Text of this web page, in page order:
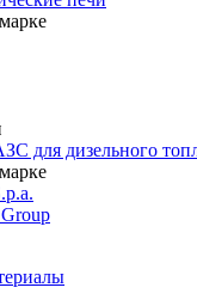
для дизельного